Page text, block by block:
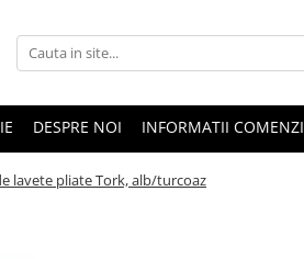
DESPRE NOI INFORMATII COMENZI
lavete pliate Tork, alb/turcoaz